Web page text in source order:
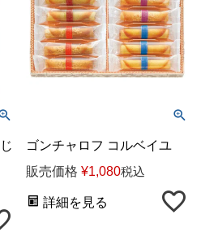
ゴンチャロフ コルベイユ
販売価格 ¥1,080税込
詳細を見る